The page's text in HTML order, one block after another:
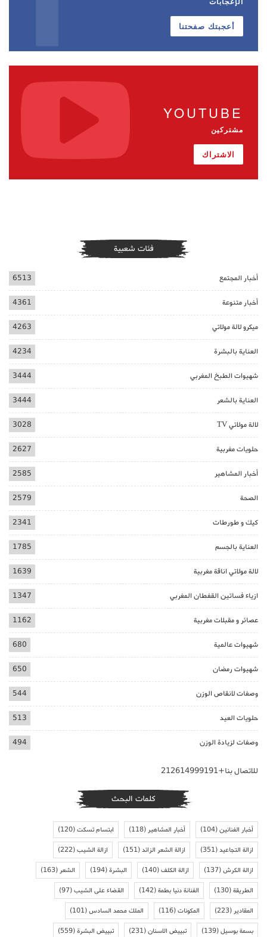
أعجبتك صفحتنا
YOUTUBE
مشتركين
الاشتراك
فئات شعبية
أخبار المجتمع 6513
أخبار متنوعة 4361
ميكرو لالة مولاتي 4263
العناية بالبشرة 4234
شهيوات الطبخ المغربي 3444
العناية بالشعر 3444
لالة مولاتي TV 3028
حلويات مغربية 2627
أخبار المشاهير 2585
الصحة 2579
كيك و طورطات 2341
العناية بالجسم 1785
لالة مولاتي اناقة مغربية 1639
ازياء فساتين القفطان المغربي 1347
عصائر و مقبلات مغربية 1162
شهيوات عالمية 680
شهيوات رمضان 650
وصفات لانقاص الوزن 544
حلويات العيد 513
وصفات لزيادة الوزن 494
للاتصال بنا+212614999191
كلمات البحث
أخبار الفنانين(104) أخبار المشاهير(118) ابتسام تسكت(120)
ازالة التجاعيد(351) ازالة الشعر الزائد(151) ازالة الشيب(222)
ازالة الكرش(137) ازالة الكلف(140) البشرة(194) الشعر(163)
الطريقة(130) الفنانة دنيا بطمة(142) القضاء على الشيب(97)
المقادير(223) المكونات(116) الملك محمد السادس(101)
بسمة بوسيل(139) تبييض الاسنان(231) تبييض البشرة(559)